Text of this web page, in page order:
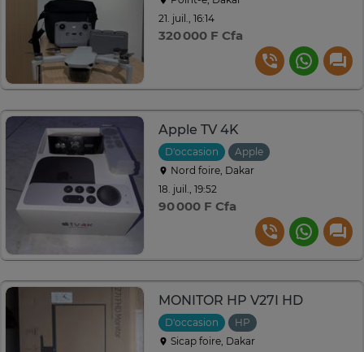
21. juil., 16:14
320 000 F Cfa
Apple TV 4K
D'occasion
Apple
Nord foire, Dakar
18. juil., 19:52
90 000 F Cfa
MONITOR HP V27I HD
D'occasion
HP
Sicap foire, Dakar